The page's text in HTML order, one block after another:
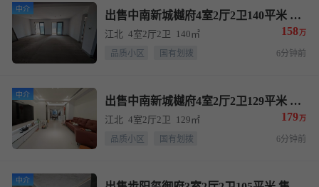
中介
出售中南新城樾府4室2厅2卫140平米 售价158万
江北 4室2厅2卫 140㎡ 158万
品质小区 国有划拨 6分钟前
中介
出售中南新城樾府4室2厅2卫129平米 售价179万
江北 4室2厅2卫 129㎡ 179万
品质小区 国有划拨 6分钟前
中介